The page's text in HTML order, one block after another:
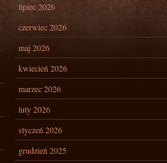
lipiec 2026
czerwiec 2026
maj 2026
kwiecień 2026
marzec 2026
luty 2026
styczeń 2026
grudzień 2025